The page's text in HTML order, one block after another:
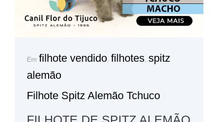
Em filhote vendido filhotes spitz
alemão
Filhote Spitz Alemão Tchuco